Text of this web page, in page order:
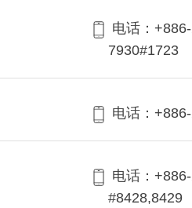
电话：
7930#1723
电话：
电话：
#8428,8429